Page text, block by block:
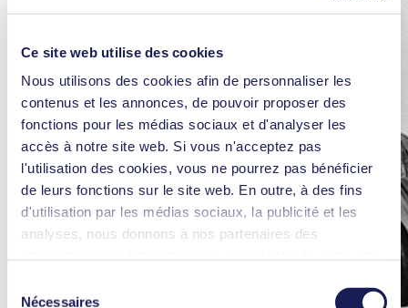
Ce site web utilise des cookies
Nous utilisons des cookies afin de personnaliser les
contenus et les annonces, de pouvoir proposer des
fonctions pour les médias sociaux et d'analyser les
accès à notre site web. Si vous n'acceptez pas
l'utilisation des cookies, vous ne pourrez pas bénéficier
de leurs fonctions sur le site web. En outre, à des fins
d'utilisation par les médias sociaux, la publicité et les
analyses, nous donnons à nos partenaires des
informations à d'autres données que vous leur avez
Nécessaires